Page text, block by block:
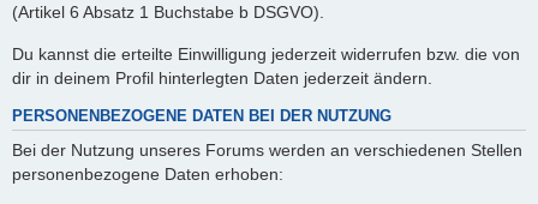
(Artikel 6 Absatz 1 Buchstabe b DSGVO).
Du kannst die erteilte Einwilligung jederzeit widerrufen bzw. die von
dir in deinem Profil hinterlegten Daten jederzeit ändern.
PERSONENBEZOGENE DATEN BEI DER NUTZUNG
Bei der Nutzung unseres Forums werden an verschiedenen Stellen
personenbezogene Daten erhoben: